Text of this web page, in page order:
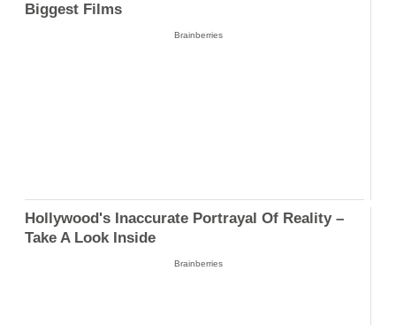
Biggest Films
Brainberries
Hollywood's Inaccurate Portrayal Of Reality –
Take A Look Inside
Brainberries